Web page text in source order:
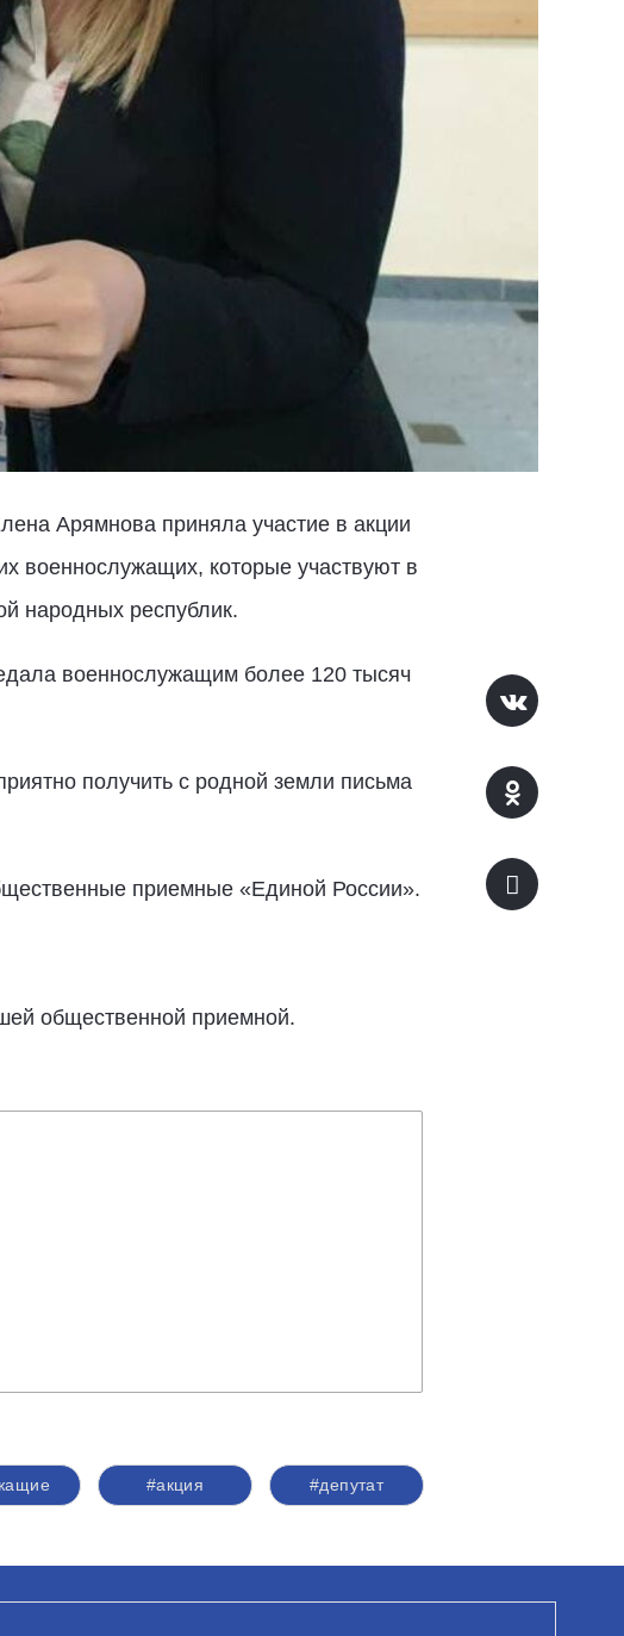
Арямнова приняла участие в акции
военнослужащих, которые участвуют в
народных республик.
военнослужащим более 120 тысяч
получить с родной земли письма
приемные «Единой России».
общественной приемной.
#акция #депутат